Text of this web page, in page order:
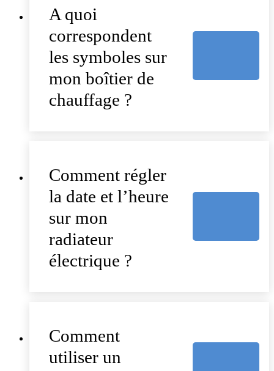
A quoi
correspondent
les symboles sur
mon boîtier de
chauffage ?
Comment régler
la date et l’heure
sur mon
radiateur
électrique ?
Comment
utiliser un